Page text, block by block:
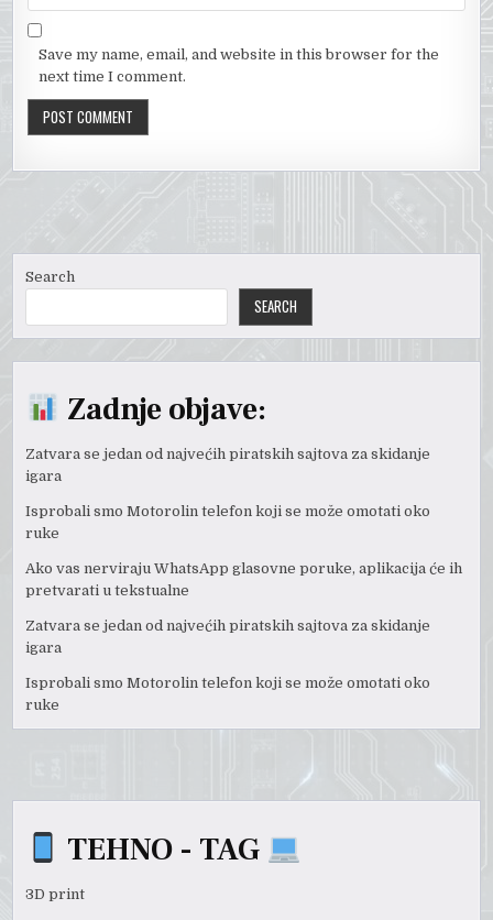
Save my name, email, and website in this browser for the
next time I comment.
Search
SEARCH
Zadnje objave:
Zatvara se jedan od najvećih piratskih sajtova za skidanje
igara
Isprobali smo Motorolin telefon koji se može omotati oko
ruke
Ako vas nerviraju WhatsApp glasovne poruke, aplikacija će ih
pretvarati u tekstualne
Zatvara se jedan od najvećih piratskih sajtova za skidanje
igara
Isprobali smo Motorolin telefon koji se može omotati oko
ruke
TEHNO - TAG
3D print